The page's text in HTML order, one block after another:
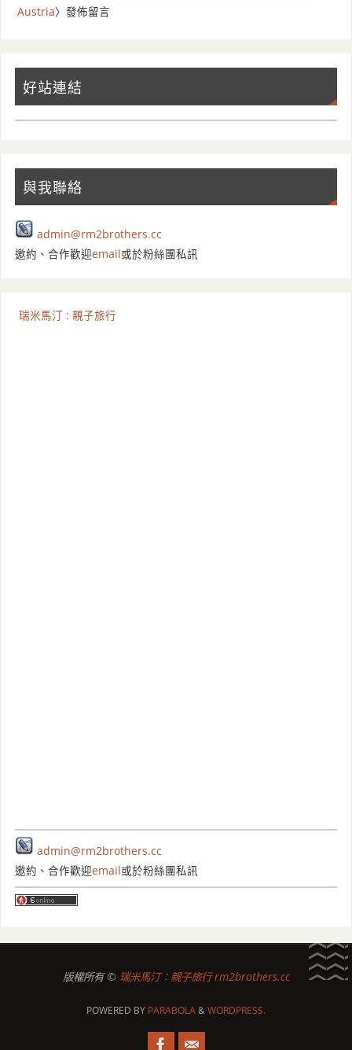
Austria〉發佈留言
好站連結
與我聯絡
admin@rm2brothers.cc
邀約、合作歡迎email或於粉絲團私訊
瑞米馬汀 : 親子旅行
admin@rm2brothers.cc
邀約、合作歡迎email或於粉絲團私訊
版權所有 © 瑞米馬汀：親子旅行 rm2brothers.cc
POWERED BY PARABOLA&WORDPRESS.